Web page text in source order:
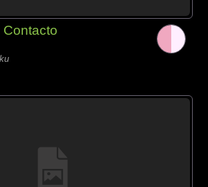
Contacto